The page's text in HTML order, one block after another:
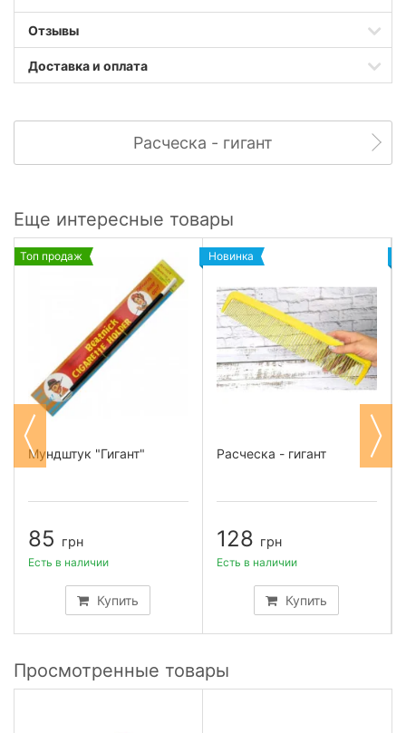
Отзывы
Доставка и оплата
Расческа - гигант
Еще интересные товары
Топ продаж
Мундштук "Гигант"
85 грн
Купить
Есть в наличии
Новинка
Расческа - гигант
128 грн
Купить
Есть в наличии
Просмотренные товары